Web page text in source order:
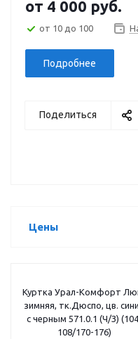
от 4 000 руб.
от 10 до 100
Подробнее
Поделиться
Цены
Куртка Урал-Комфорт
зимняя, тк.Дюспо, цв.
с черным 571.0.1 (Ч/З)
108/170-176)